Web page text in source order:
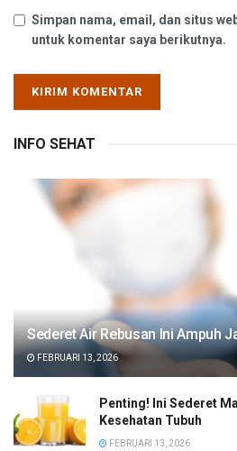
Simpan nama, email, dan situs
untuk komentar saya berikutnya.
INFO SEHAT
Sederet Air Rebusan Ini Ampuh
FEBRUARI 13, 2026
Penting! Ini Sederet
Kesehatan Tubuh
FEBRUARI 13, 2026